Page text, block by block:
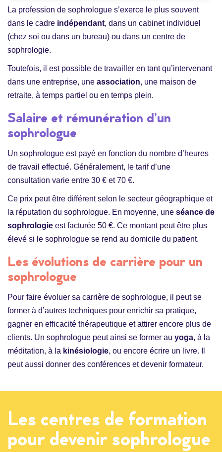
La profession de sophrologue s’exerce le plus souvent
dans le cadre indépendant, dans un cabinet individuel
(chez soi ou dans un bureau) ou dans un centre de
sophrologie.
Toutefois, il est possible de travailler en tant qu’intervenant
dans une entreprise, une association, une maison de
retraite, à temps partiel ou en temps plein.
Salaire et rémunération d’un
sophrologue
Un sophrologue est payé en fonction du nombre d’heures
de travail effectué. Généralement, le tarif d’une
consultation varie entre 30 € et 70 €.
Ce prix peut être différent selon le secteur géographique et
la réputation du sophrologue. En moyenne, une séance de
sophrologie est facturée 50 €. Ce montant peut être plus
élevé si le sophrologue se rend au domicile du patient.
Les évolutions de carrière pour un
sophrologue
Pour faire évoluer sa carrière de sophrologue, il peut se
former à d’autres techniques pour enrichir sa pratique,
gagner en efficacité thérapeutique et attirer encore plus de
clients. Un sophrologue peut ainsi se former au yoga, à la
méditation, à la kinésiologie, ou encore écrire un livre. Il
peut aussi donner des conférences et devenir formateur.
Les centres de formation
pour devenir sophrologue